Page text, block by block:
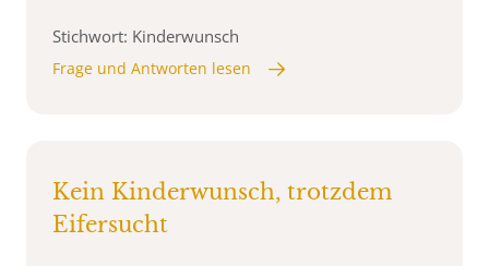
Stichwort: Kinderwunsch
Frage und Antworten lesen
Kein Kinderwunsch, trotzdem
Eifersucht